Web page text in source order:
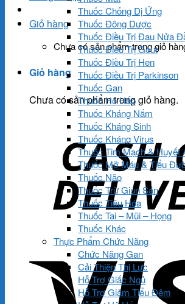
Giỏ hàng
Chưa có sản phẩm trong giỏ
Giỏ hàng
Chưa có sản phẩm trong giỏ hàng.
Thuốc Chống Dị Ứng
Thuốc Đông Dược
Thuốc Điều Trị Đau Nửa
Thuốc Điều Trị Gout
Thuốc Điều Trị Hen
Thuốc Điều Trị Parkinson
Thuốc Gan
Thuốc Hô Hấp
Thuốc Kháng Nấm
Thuốc Kháng Sinh
Thuốc Kháng Virus
Thuốc Tim Mạch & Huyết
Thuốc Mỡ Máu & Tiểu
Thuốc Não
Thuốc Trừ Giun Sán
Thuốc Tiêu Hóa
Thuốc Tai – Mũi – Họng
Thuốc Khác
Thực Phẩm Chức Năng
Chức Năng Gan
Cải Thiện Thị Lực
Hỗ Trợ Giấc Ngủ
Hỗ Trợ Giảm Tiểu Đêm